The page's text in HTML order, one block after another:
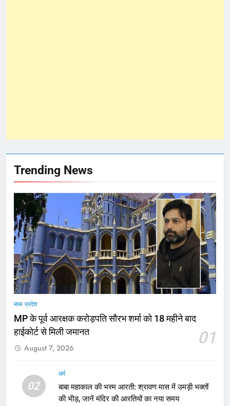
Trending News
मध्य प्रदेश
MP के पूर्व आरक्षक करोड़पति सौरभ शर्मा को 18 महीने बाद
हाईकोर्ट से मिली जमानत
01
August 7, 2026
02
धर्म
बाबा महाकाल की भस्म आरती: श्रावण मास में उमड़ी भक्तों
की भीड़, जानें मंदिर की आरतियों का नया समय